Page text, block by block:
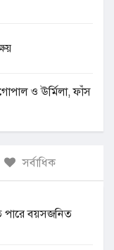
ও ঊর্মিলা, ফাঁস
সর্বাধিক
পারে বয়সজনিত